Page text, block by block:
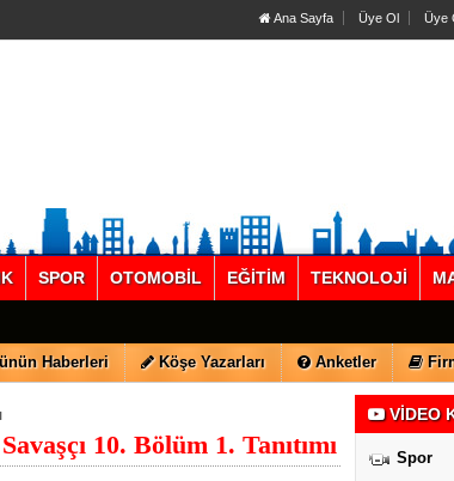
Ana Sayfa Üye Ol Üye
SPOR OTOMOBİL EĞİTİM TEKNOLOJİ
Haberleri Köşe Yazarları Anketler
Savaşçı 10. Bölüm 1. Tanıtımı
VİDEO
Spor